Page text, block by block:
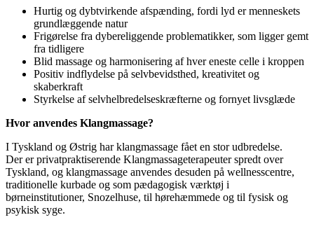
Hurtig og dybtvirkende afspænding, fordi lyd er menneskets
grundlæggende natur
Frigørelse fra dybereliggende problematikker, som ligger gemt
fra tidligere
Blid massage og harmonisering af hver eneste celle i kroppen
Positiv indflydelse på selvbevidsthed, kreativitet og
skaberkraft
Styrkelse af selvhelbredelseskræfterne og fornyet livsglæde
Hvor anvendes Klangmassage?
I Tyskland og Østrig har klangmassage fået en stor udbredelse.
Der er privatpraktiserende Klangmassageterapeuter spredt over
Tyskland, og klangmassage anvendes desuden på wellnesscentre,
traditionelle kurbade og som pædagogisk værktøj i
børneinstitutioner, Snozelhuse, til hørehæmmede og til fysisk og
psykisk syge.